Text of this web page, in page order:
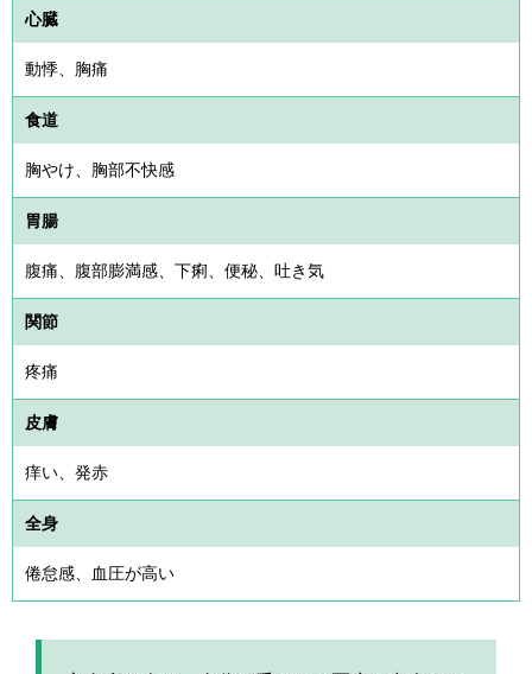
心臓
動悸、胸痛
食道
胸やけ、胸部不快感
胃腸
腹痛、腹部膨満感、下痢、便秘、吐き気
関節
疼痛
皮膚
痒い、発赤
全身
倦怠感、血圧が高い